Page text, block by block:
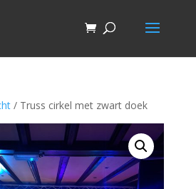
/ Truss cirkel met zwart doek